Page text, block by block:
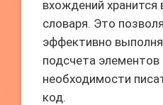
вхождений хранится
словаря. Это
эффективно
подсчета элементов
необходимости
код.